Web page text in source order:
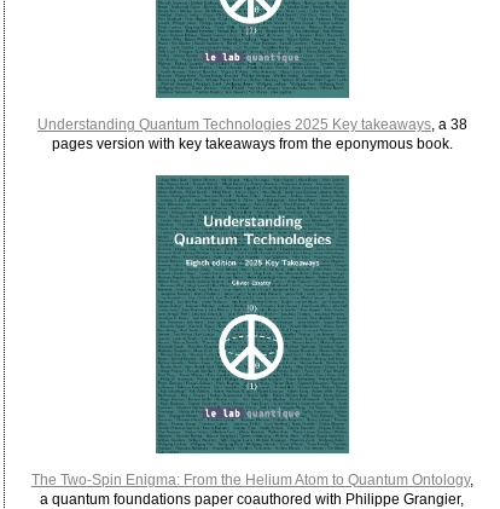
Understanding Quantum Technologies 2025 Key takeaways, a 38
pages version with key takeaways from the eponymous book.
The Two-Spin Enigma: From the Helium Atom to Quantum Ontology,
a quantum foundations paper coauthored with Philippe Grangier,